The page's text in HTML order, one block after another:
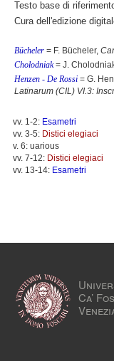
Testo base di
Cura dell'edizione
Bücheler = F. Bücheler,
Cholodniak= J.
Henzen - De Rossi = G.
Latinarum (CIL) VI.3:
vv. 1-2: Esametri
vv. 3-5: Distici elegiaci
v. 6: uarious
vv. 7-12: Distici elegiaci
vv. 13-14: Esametri
Ca’